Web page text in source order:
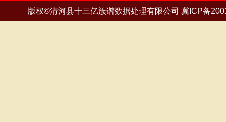
版权©清河县十三亿族谱数据处理有限公司 冀ICP备